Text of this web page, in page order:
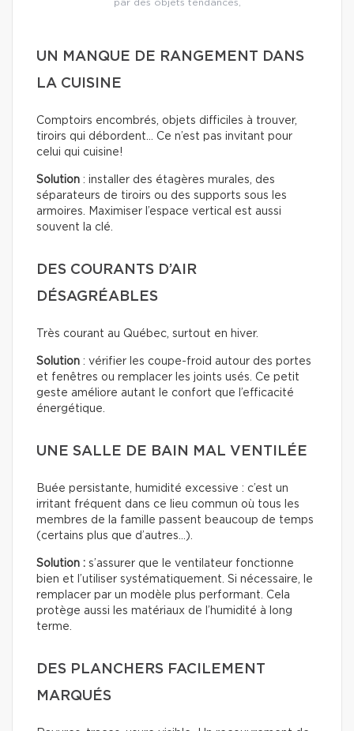
par des objets tendances,
UN MANQUE DE RANGEMENT DANS
LA CUISINE
Comptoirs encombrés, objets difficiles à trouver,
tiroirs qui débordent… Ce n’est pas invitant pour
celui qui cuisine!
Solution : installer des étagères murales, des
séparateurs de tiroirs ou des supports sous les
armoires. Maximiser l’espace vertical est aussi
souvent la clé.
DES COURANTS D’AIR
DÉSAGRÉABLES
Très courant au Québec, surtout en hiver.
Solution : vérifier les coupe-froid autour des portes
et fenêtres ou remplacer les joints usés. Ce petit
geste améliore autant le confort que l’efficacité
énergétique.
UNE SALLE DE BAIN MAL VENTILÉE
Buée persistante, humidité excessive : c’est un
irritant fréquent dans ce lieu commun où tous les
membres de la famille passent beaucoup de temps
(certains plus que d’autres…).
Solution : s’assurer que le ventilateur fonctionne
bien et l’utiliser systématiquement. Si nécessaire, le
remplacer par un modèle plus performant. Cela
protège aussi les matériaux de l’humidité à long
terme.
DES PLANCHERS FACILEMENT
MARQUÉS